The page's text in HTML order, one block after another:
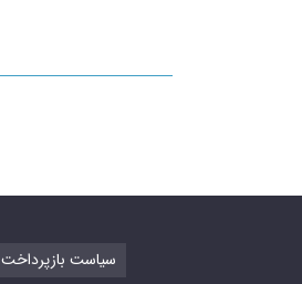
Refund Policy سیاست بازپرداخت